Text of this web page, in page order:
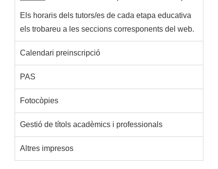
Els horaris dels tutors/es de cada etapa educativa
els trobareu a les seccions corresponents del web.
Calendari preinscripció
PAS
Fotocòpies
Gestió de títols acadèmics i professionals
Altres impresos